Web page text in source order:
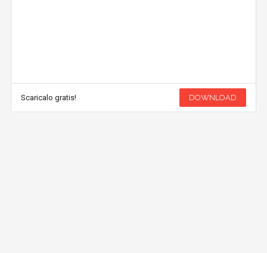
Scaricalo gratis! DOWNLOAD